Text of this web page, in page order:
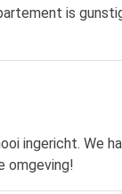
is
ingericht. We
omgeving!